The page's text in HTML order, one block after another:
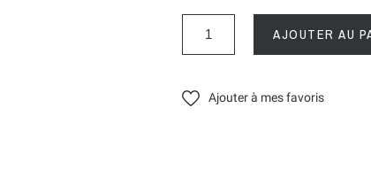
AJOUTER AU
Ajouter à mes favoris